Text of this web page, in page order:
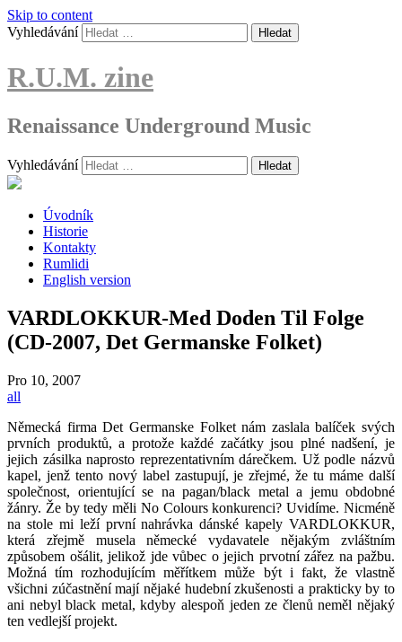
Skip to content
Vyhledávání
R.U.M. zine
Renaissance Underground Music
Vyhledávání
Úvodník
Historie
Kontakty
Rumlidi
English version
VARDLOKKUR-Med Doden Til Folge
(CD-2007, Det Germanske Folket)
Pro 10, 2007
all
Německá firma Det Germanske Folket nám zaslala balíček svých
prvních produktů, a protože každé začátky jsou plné nadšení, je
jejich zásilka naprosto reprezentativním dárečkem. Už podle názvů
kapel, jenž tento nový label zastupují, je zřejmé, že tu máme další
společnost, orientující se na pagan/black metal a jemu obdobné
žánry. Že by tedy měli No Colours konkurenci? Uvidíme. Nicméně
na stole mi leží první nahrávka dánské kapely VARDLOKKUR,
která zřejmě musela německé vydavatele nějakým zvláštním
způsobem ošálit, jelikož jde vůbec o jejich prvotní zářez na pažbu.
Možná tím rozhodujícím měřítkem může být i fakt, že vlastně
všichni zúčastnění mají nějaké hudební zkušenosti a prakticky by to
ani nebyl black metal, kdyby alespoň jeden ze členů neměl nějaký
ten vedlejší projekt.